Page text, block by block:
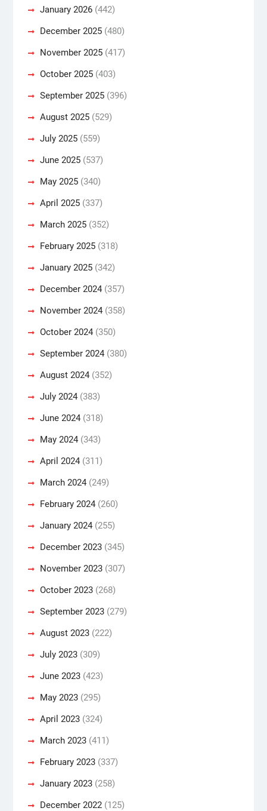
January 2026(442)
December 2025(480)
November 2025(417)
October 2025(403)
September 2025(396)
August 2025(529)
July 2025(559)
June 2025(537)
May 2025(340)
April 2025(337)
March 2025(352)
February 2025(318)
January 2025(342)
December 2024(357)
November 2024(358)
October 2024(350)
September 2024(380)
August 2024(352)
July 2024(383)
June 2024(318)
May 2024(343)
April 2024(311)
March 2024(249)
February 2024(260)
January 2024(255)
December 2023(345)
November 2023(307)
October 2023(268)
September 2023(279)
August 2023(222)
July 2023(309)
June 2023(423)
May 2023(295)
April 2023(324)
March 2023(411)
February 2023(337)
January 2023(258)
December 2022(125)